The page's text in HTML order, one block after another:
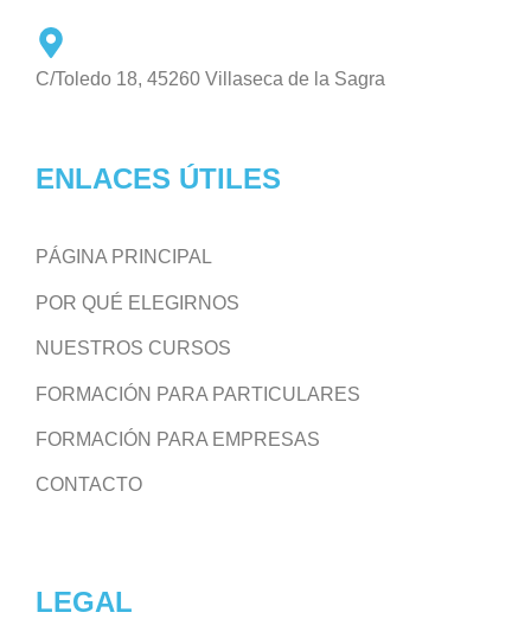
C/Toledo 18, 45260 Villaseca de la Sagra
ENLACES ÚTILES
PÁGINA PRINCIPAL
POR QUÉ ELEGIRNOS
NUESTROS CURSOS
FORMACIÓN PARA PARTICULARES
FORMACIÓN PARA EMPRESAS
CONTACTO
LEGAL